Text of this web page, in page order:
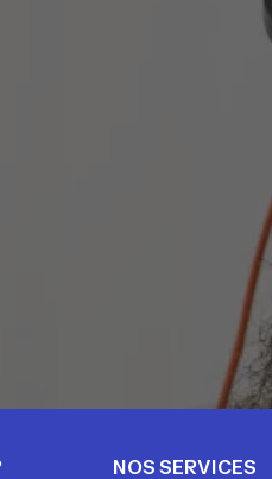
NOS SERVICES